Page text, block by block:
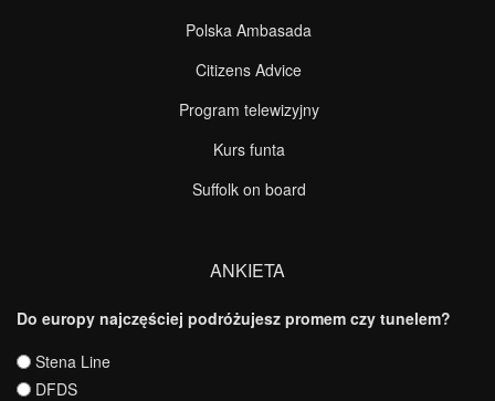
Polska Ambasada
Citizens Advice
Program telewizyjny
Kurs funta
Suffolk on board
ANKIETA
Do europy najczęściej podróżujesz promem czy tunelem?
Wybory
Stena Line
DFDS